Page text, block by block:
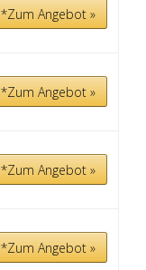
*Zum Angebot »
*Zum Angebot »
*Zum Angebot »
*Zum Angebot »